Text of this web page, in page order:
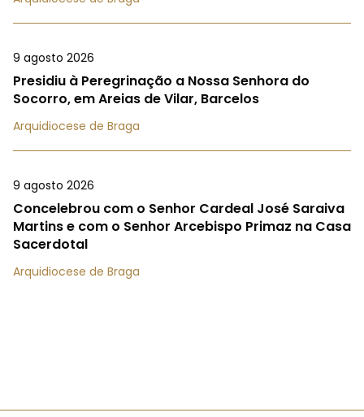
9 agosto 2026
Presidiu à Peregrinação a Nossa Senhora do
Socorro, em Areias de Vilar, Barcelos
Arquidiocese de Braga
9 agosto 2026
Concelebrou com o Senhor Cardeal José Saraiva
Martins e com o Senhor Arcebispo Primaz na Casa
Sacerdotal
Arquidiocese de Braga